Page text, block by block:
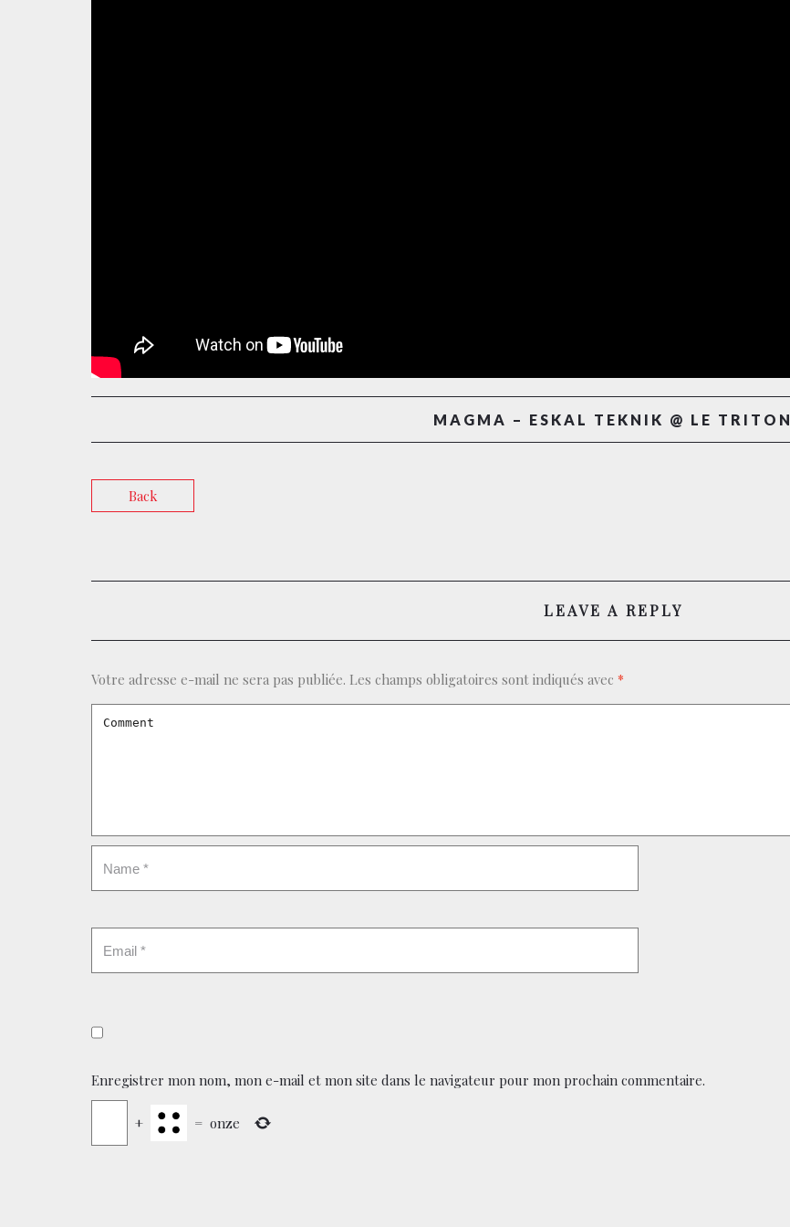
MAGMA – ESKAL TEKNIK @ LE TRITON
Back
LEAVE A REPLY
Votre adresse e-mail ne sera pas publiée. Les champs obligatoires sont indiqués avec *
Enregistrer mon nom, mon e-mail et mon site dans le navigateur pour mon prochain commentaire.
+ = onze